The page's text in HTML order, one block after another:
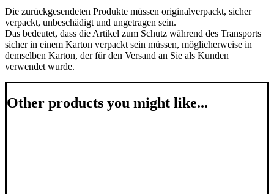
Die zurückgesendeten Produkte müssen originalverpackt, sicher
verpackt, unbeschädigt und ungetragen sein.
Das bedeutet, dass die Artikel zum Schutz während des Transports
sicher in einem Karton verpackt sein müssen, möglicherweise in
demselben Karton, der für den Versand an Sie als Kunden
verwendet wurde.
Other products you might like...